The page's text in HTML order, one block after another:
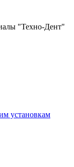
"Техно-Дент"
установкам